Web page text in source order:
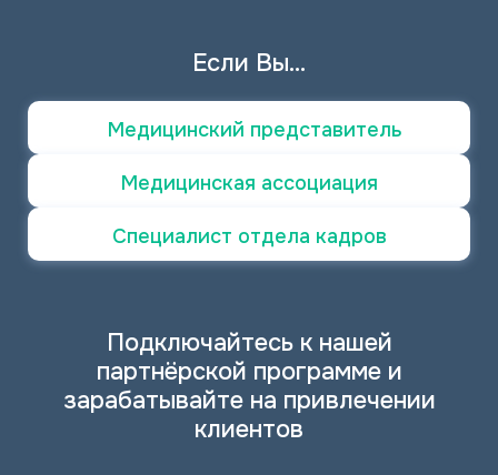
Если Вы...
Медицинский представитель
Медицинская ассоциация
Специалист отдела кадров
Подключайтесь к нашей
партнёрской программе и
зарабатывайте на привлечении
клиентов